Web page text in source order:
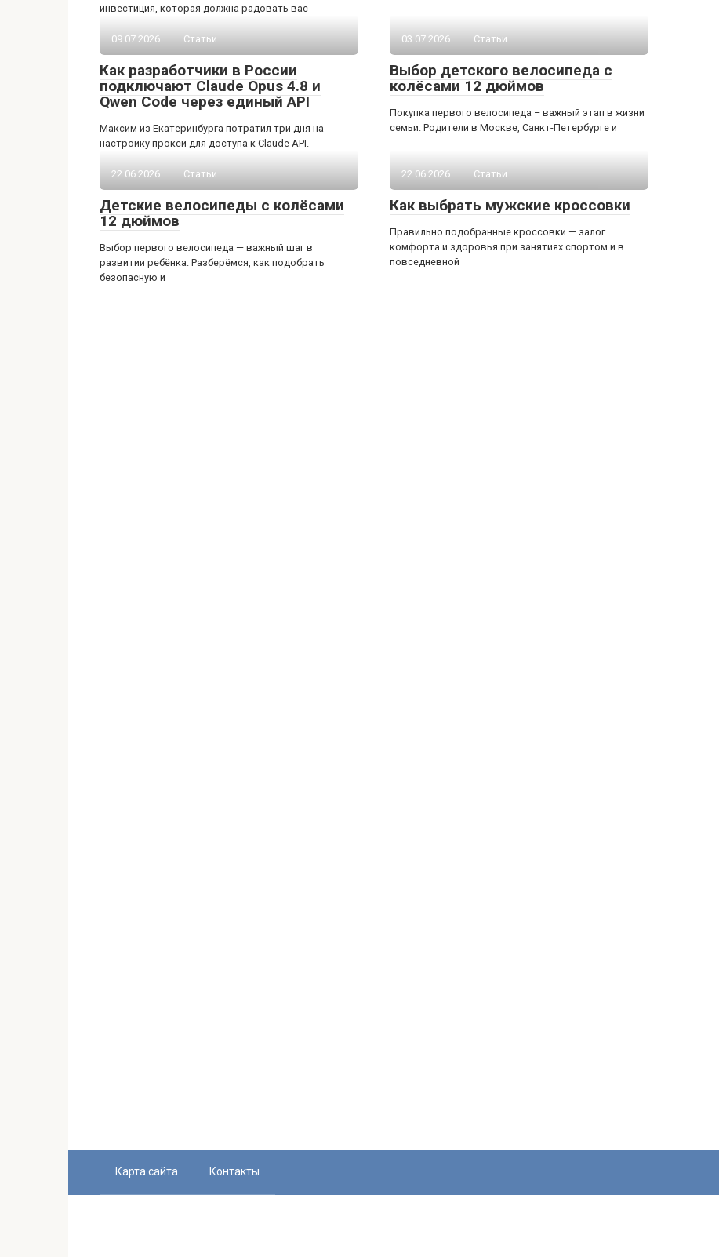
инвестиция, которая должна радовать вас
09.07.2026 Статьи
Как разработчики в России
подключают Claude Opus 4.8 и
Qwen Code через единый API
Максим из Екатеринбурга потратил три дня на
настройку прокси для доступа к Claude API.
03.07.2026 Статьи
Выбор детского велосипеда с
колёсами 12 дюймов
Покупка первого велосипеда – важный этап в жизни
семьи. Родители в Москве, Санкт-Петербурге и
22.06.2026 Статьи
Детские велосипеды с колёсами
12 дюймов
Выбор первого велосипеда — важный шаг в
развитии ребёнка. Разберёмся, как подобрать
безопасную и
22.06.2026 Статьи
Как выбрать мужские кроссовки
Правильно подобранные кроссовки — залог
комфорта и здоровья при занятиях спортом и в
повседневной
Карта сайта Контакты